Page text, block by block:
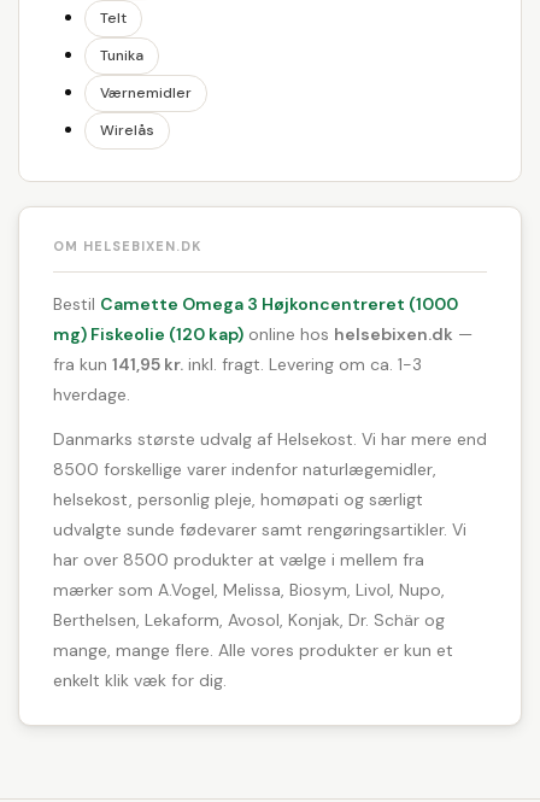
Telt
Tunika
Værnemidler
Wirelås
OM HELSEBIXEN.DK
Bestil Camette Omega 3 Højkoncentreret (1000
mg) Fiskeolie (120 kap) online hos helsebixen.dk —
fra kun 141,95 kr. inkl. fragt. Levering om ca. 1-3
hverdage.
Danmarks største udvalg af Helsekost. Vi har mere end
8500 forskellige varer indenfor naturlægemidler,
helsekost, personlig pleje, homøpati og særligt
udvalgte sunde fødevarer samt rengøringsartikler. Vi
har over 8500 produkter at vælge i mellem fra
mærker som A.Vogel, Melissa, Biosym, Livol, Nupo,
Berthelsen, Lekaform, Avosol, Konjak, Dr. Schär og
mange, mange flere. Alle vores produkter er kun et
enkelt klik væk for dig.